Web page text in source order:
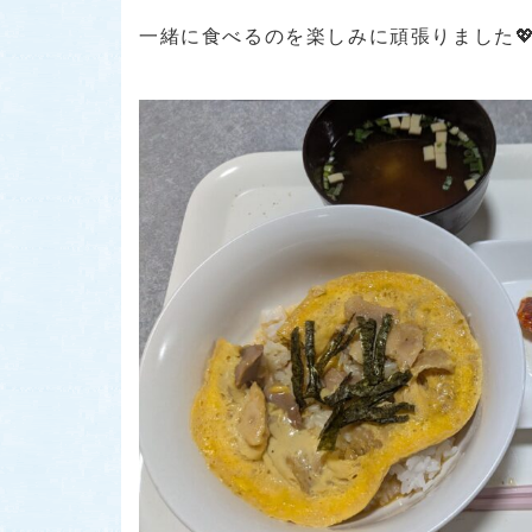
一緒に食べるのを楽しみに頑張りました